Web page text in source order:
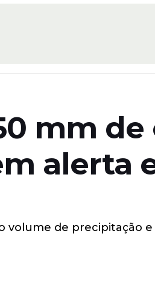
mm de
alerta
volume de precipitação